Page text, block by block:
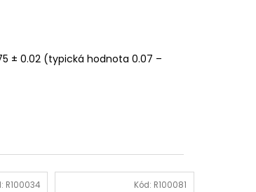
± 0.02 (typická hodnota 0.07 –
R100034 Kód: R100081